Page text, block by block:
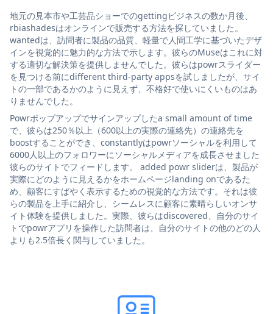
地元の見本市や工芸品ショーでのgettingビジネスの数か月後、
rbiashadesはオンラインで販売する方法を探していました。
wantedは、訪問者に製品の品質、軽量で人間工学に基づいたデザ
インを視覚的に魅力的な方法で示します。彼らのMuseはこれに対
する適切な解決策を提供しませんでした。彼らはpowrスライダー
を見つける前にdifferent third-party appsを試しましたが、サイ
トの一部であるかのように見えず、不格好で使いにくいものはあ
りませんでした。
Powrポップアップでサインアップしたa small amount of time
で、彼らは250％以上（600以上の実際の連絡先）の連絡先を
boostすることができ、constantlyはpowrソーシャルを利用して
6000人以上のフォロワーにソーシャルメディアを成長させました
彼らのサイトでフィードします。 added powr sliderは、製品が
実際にどのように見えるかをホームページlanding onであるた
め、顧客にすばやく表示するための視覚的な方法です。それは彼
らの製品を上手に紹介し、シームレスに顧客に素晴らしいオンサ
イト体験を提供しました。実際、彼らはdiscovered、自分のサイ
トでpowrアプリを操作した訪問者は、自分のサイトの他のどの人
よりも2.5倍長く関与していました。